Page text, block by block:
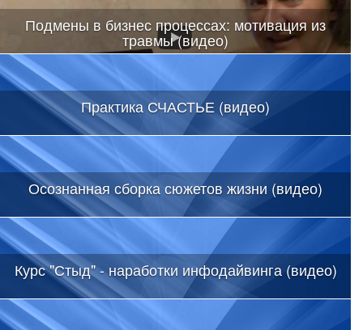
Подмены в бизнес процессах: мотивация из
травмы (видео)
Практика СЧАСТЬЕ (видео)
Осознанная сборка сюжетов жизни (видео)
Курс "Стыд" - наработки инфодайвинга (видео)